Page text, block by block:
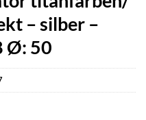
– silber –
Ø: 50